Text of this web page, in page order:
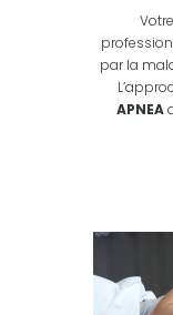
par la
APNEA